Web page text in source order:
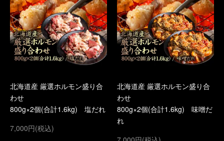
北海道産 厳選ホルモン盛り合
わせ
800g×2個(合計1.6kg) 塩だれ
7,000円(税込)
北海道産 厳選ホルモン盛り合
わせ
800g×2個(合計1.6kg) 味噌だ
れ